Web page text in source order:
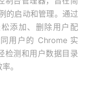
的启动和管理。通过
添加、删除用户配
用户的 Chrome 实
检测和用户数据目录
。